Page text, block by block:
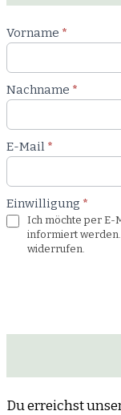
Newsletter
Blog
Vorname *
Nachname *
E-Mail *
Einwilligung *
Ich möchte per E-
informiert werden.
widerrufen.
Du erreichst